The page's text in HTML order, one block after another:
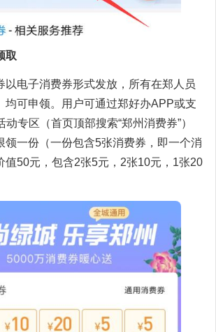
取
以电子消费券形式发放，所有在郑人员
均可申领。用户可通过郑好办APP或支
专区（首页顶部搜索“郑州消费券”）
领一份（一份包含5张消费券，即一个消
值50元，包含2张5元，2张10元，1张20